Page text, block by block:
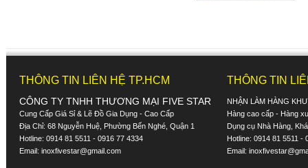
THÔNG TIN LIÊN HỆ TP.HCM
CÔNG TY TNHH THƯƠNG MẠI FIVE STAR
Cung Cấp Giá Sỉ & Lẽ Đồ Gia Dụng - Cao Cấp
Địa Chỉ: 68 Nguyễn Huệ, Phường Bến Nghé, Quận 1
Hotline: 0914 81 5511 - 0916 77 4334
Email: inoxfivestar@gmail.com
THÔNG TIN
NHẬN LÀM HÀNG
Hàng cao cấp - Hàng
Dụng cụ Nhà Hàng,
Hotline: 0914 81 5511 -
Email: